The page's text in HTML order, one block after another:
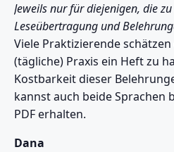
Jeweils nur für diejenigen, die
Leseübertragung und
Viele Praktizierende
(tägliche) Praxis ein Heft zu
Kostbarkeit dieser
kannst auch beide Sprachen
PDF erhalten.
Dana